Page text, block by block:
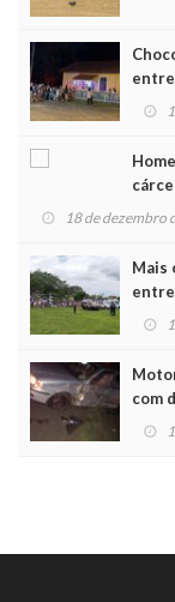
Noel
18 de dezembro
Mais
com